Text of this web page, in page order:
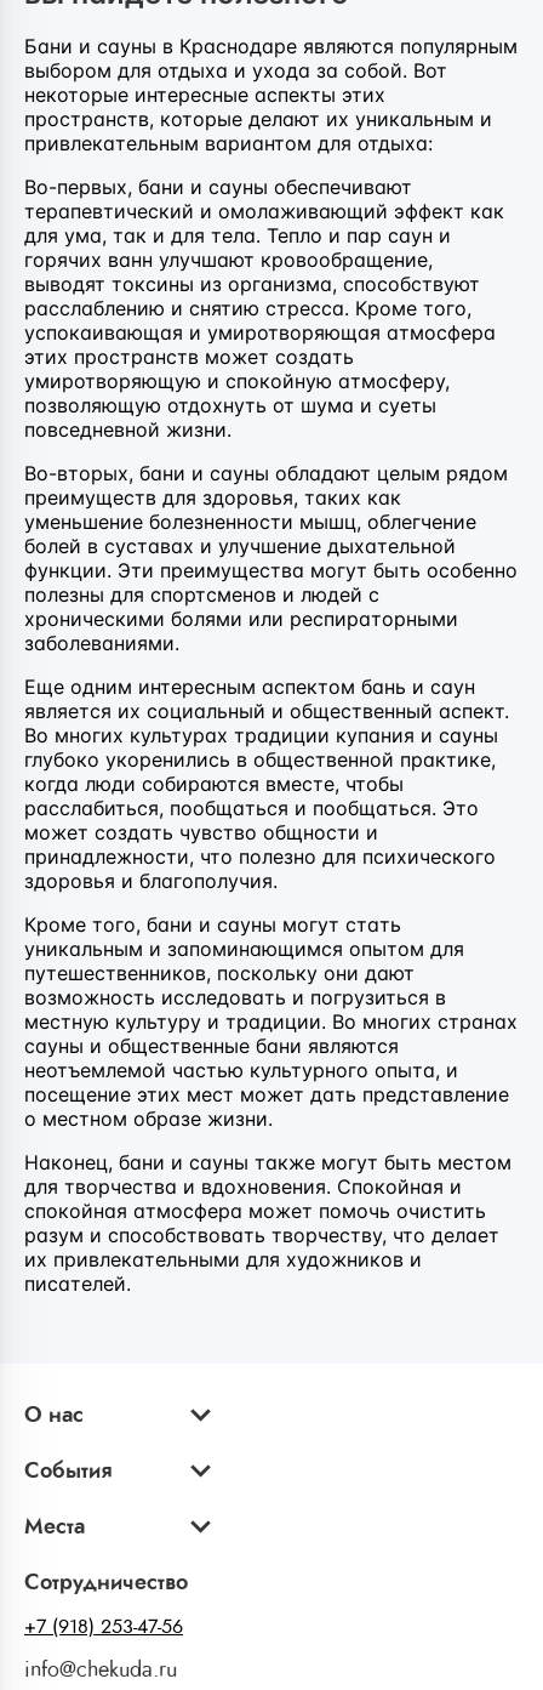
Бани и сауны в Краснодаре являются популярным
выбором для отдыха и ухода за собой. Вот
некоторые интересные аспекты этих
пространств, которые делают их уникальным и
привлекательным вариантом для отдыха:
Во-первых, бани и сауны обеспечивают
терапевтический и омолаживающий эффект как
для ума, так и для тела. Тепло и пар саун и
горячих ванн улучшают кровообращение,
выводят токсины из организма, способствуют
расслаблению и снятию стресса. Кроме того,
успокаивающая и умиротворяющая атмосфера
этих пространств может создать
умиротворяющую и спокойную атмосферу,
позволяющую отдохнуть от шума и суеты
повседневной жизни.
Во-вторых, бани и сауны обладают целым рядом
преимуществ для здоровья, таких как
уменьшение болезненности мышц, облегчение
болей в суставах и улучшение дыхательной
функции. Эти преимущества могут быть особенно
полезны для спортсменов и людей с
хроническими болями или респираторными
заболеваниями.
Еще одним интересным аспектом бань и саун
является их социальный и общественный аспект.
Во многих культурах традиции купания и сауны
глубоко укоренились в общественной практике,
когда люди собираются вместе, чтобы
расслабиться, пообщаться и пообщаться. Это
может создать чувство общности и
принадлежности, что полезно для психического
здоровья и благополучия.
Кроме того, бани и сауны могут стать
уникальным и запоминающимся опытом для
путешественников, поскольку они дают
возможность исследовать и погрузиться в
местную культуру и традиции. Во многих странах
сауны и общественные бани являются
неотъемлемой частью культурного опыта, и
посещение этих мест может дать представление
о местном образе жизни.
Наконец, бани и сауны также могут быть местом
для творчества и вдохновения. Спокойная и
спокойная атмосфера может помочь очистить
разум и способствовать творчеству, что делает
их привлекательными для художников и
писателей.
О нас
События
Места
Сотрудничество
+7 (918) 253-47-56
info@chekuda.ru